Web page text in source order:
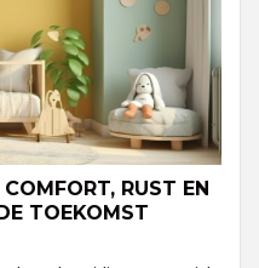
RUST EN
TOEKOMST